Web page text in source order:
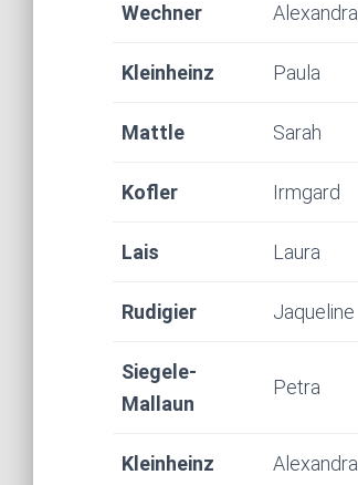
Wechner Alexandra
Kleinheinz Paula
Mattle Sarah
Kofler Irmgard
Lais Laura
Rudigier Jaqueline
Siegele-
Mallaun
Petra
Kleinheinz Alexandra